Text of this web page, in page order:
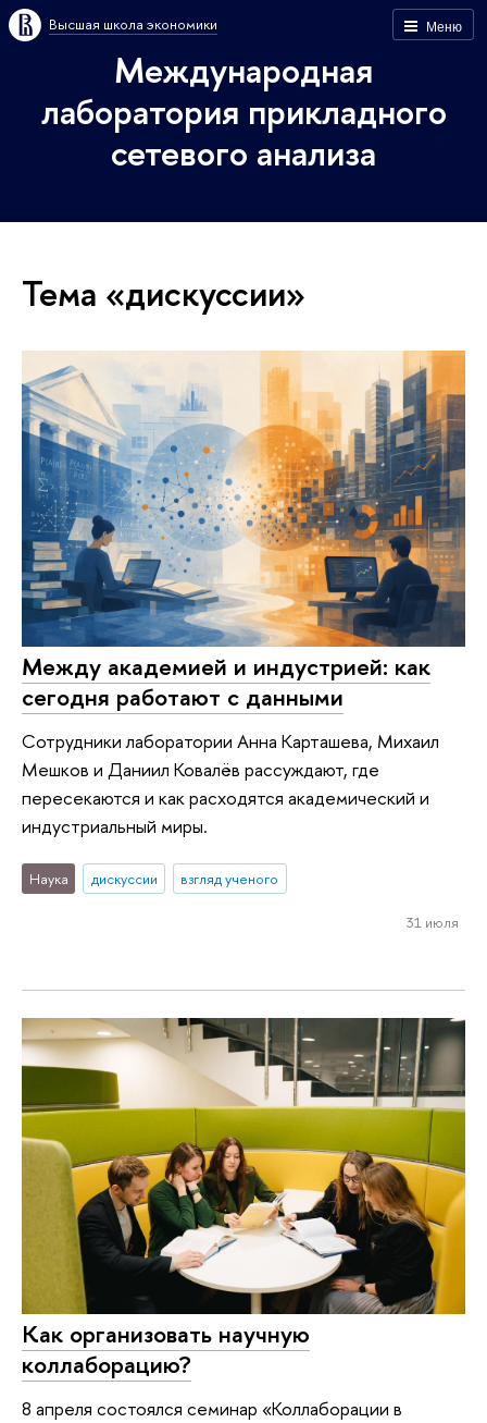
Меню
Высшая школа экономики
Международная
лаборатория прикладного
сетевого анализа
Тема «дискуссии»
Между академией и индустрией: как
сегодня работают с данными
Сотрудники лаборатории Анна Карташева, Михаил
Мешков и Даниил Ковалёв рассуждают, где
пересекаются и как расходятся академический и
индустриальный миры.
Наука дискуссии взгляд ученого
31 июля
Как организовать научную
коллаборацию?
8 апреля состоялся семинар «Коллаборации в